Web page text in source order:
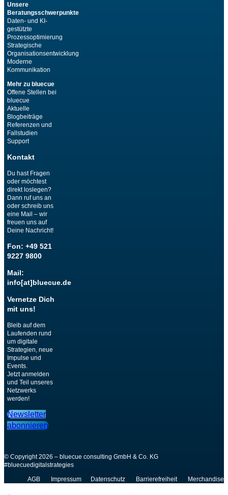
Unsere
Beratungsschwerpunkte
Daten- und KI-
gestützte
Prozessoptimierung
Strategische
Organisationsentwicklung
Moderne
Kommunikation
Mehr zu bluecue
Offene Stellen bei
bluecue
Aktuelle
Blogbeiträge
Referenzen und
Fallstudien
Support
Kontakt
Du hast Fragen
oder möchtest
direkt loslegen?
Dann ruf uns an
oder schreib uns
eine Mail – wir
freuen uns auf
Deine Nachricht!
Fon: +49 521
9227 9800
Mail:
info[at]bluecue.de
Vernetze Dich
mit uns!
Bleib auf dem
Laufenden rund
um digitale
Strategien, neue
Impulse und
Events.
Jetzt anmelden
und Teil unseres
Netzwerks
werden!
Newsletter
abonnieren
© Copyright 2026 – bluecue consulting GmbH & Co. KG
#bluecuedigitalstrategies
AGB
Impressum Datenschutz Barrierefreiheit Merchandise